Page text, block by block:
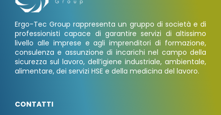
Ergo-Tec Group rappresenta un gruppo di società e di
professionisti capace di garantire servizi di altissimo
livello alle imprese e agli imprenditori di formazione,
consulenza e assunzione di incarichi nel campo della
sicurezza sul lavoro, dell’igiene industriale, ambientale,
alimentare, dei servizi HSE e della medicina del lavoro.
CONTATTI